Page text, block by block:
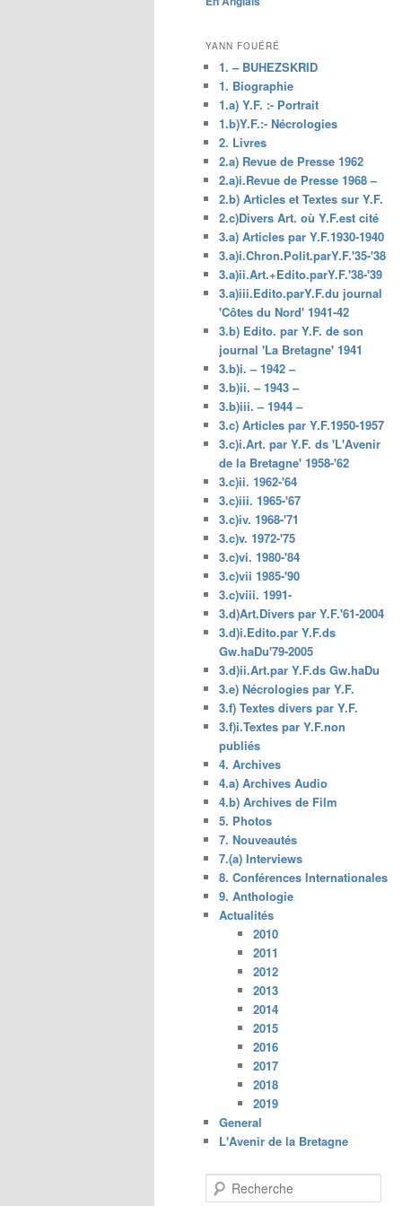
principal
YANN FOUÉRÉ
1. – BUHEZSKRID
1. Biographie
1.a) Y.F. :- Portrait
1.b)Y.F.:- Nécrologies
2. Livres
2.a) Revue de Presse 1962
2.a)i.Revue de Presse 1968 –
2.b) Articles et Textes sur Y.F.
2.c)Divers Art. où Y.F.est cité
3.a) Articles par Y.F.1930-1940
3.a)i.Chron.Polit.parY.F.'35-'38
3.a)ii.Art.+Edito.parY.F.'38-'39
3.a)iii.Edito.parY.F.du journal
'Côtes du Nord' 1941-42
3.b) Edito. par Y.F. de son
journal 'La Bretagne' 1941
3.b)i. – 1942 –
3.b)ii. – 1943 –
3.b)iii. – 1944 –
3.c) Articles par Y.F.1950-1957
3.c)i.Art. par Y.F. ds 'L'Avenir
de la Bretagne' 1958-'62
3.c)ii. 1962-'64
3.c)iii. 1965-'67
3.c)iv. 1968-'71
3.c)v. 1972-'75
3.c)vi. 1980-'84
3.c)vii 1985-'90
3.c)viii. 1991-
3.d)Art.Divers par Y.F.'61-2004
3.d)i.Edito.par Y.F.ds
Gw.haDu'79-2005
3.d)ii.Art.par Y.F.ds Gw.haDu
3.e) Nécrologies par Y.F.
3.f) Textes divers par Y.F.
3.f)i.Textes par Y.F.non
publiés
4. Archives
4.a) Archives Audio
4.b) Archives de Film
5. Photos
7. Nouveautés
7.(a) Interviews
8. Conférences Internationales
9. Anthologie
Actualités
2010
2011
2012
2013
2014
2015
2016
2017
2018
2019
General
L'Avenir de la Bretagne
e